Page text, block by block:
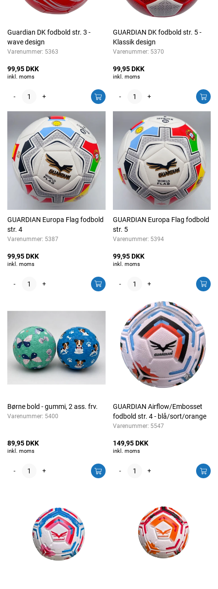
Guardian DK fodbold str. 3 -
wave design
Varenummer: 5363
99,95 DKK
inkl. moms
- +
GUARDIAN DK fodbold str. 5 -
Klassik design
Varenummer: 5370
99,95 DKK
inkl. moms
- +
GUARDIAN Europa Flag fodbold
str. 4
Varenummer: 5387
99,95 DKK
inkl. moms
- +
GUARDIAN Europa Flag fodbold
str. 5
Varenummer: 5394
99,95 DKK
inkl. moms
- +
Børne bold - gummi, 2 ass. frv.
Varenummer: 5400
89,95 DKK
inkl. moms
- +
GUARDIAN Airflow/Embosset
fodbold str. 4 - blå/sort/orange
Varenummer: 5547
149,95 DKK
inkl. moms
- +